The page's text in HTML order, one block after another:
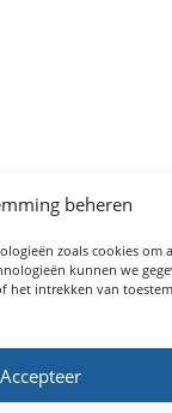
beheren
zoals cookies om
kunnen we
het intrekken van
Accepteer